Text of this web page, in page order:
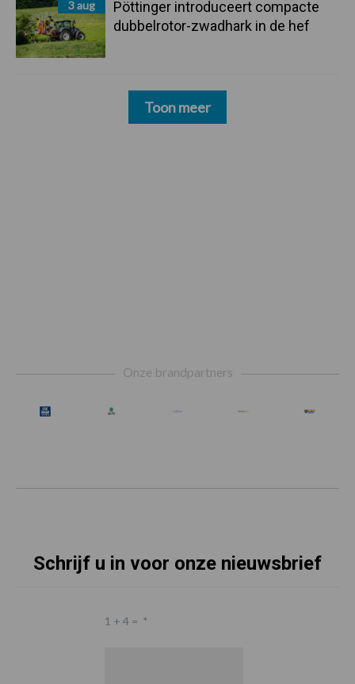
3 aug
Pöttinger introduceert compacte
dubbelrotor-zwadhark in de hef
Toon meer
Onze brandpartners
Schrijf u in voor onze nieuwsbrief
1 + 4 = *